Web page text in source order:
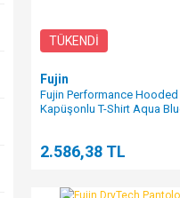
TÜKENDİ
Fujin
Fujin Performance Hooded
Kapüşonlu T-Shirt Aqua
2.586,38 TL